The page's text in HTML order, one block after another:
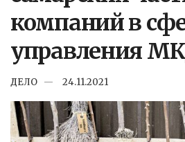
компаний в
управления
ДЕЛО 24.11.2021